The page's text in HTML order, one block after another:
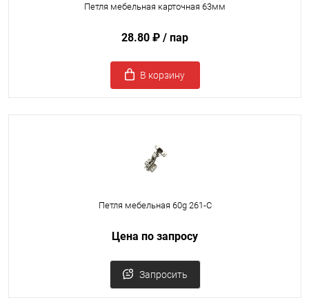
Петля мебельная карточная 63мм
28.80 ₽ / пар
В корзину
Петля мебельная 60g 261-C
Цена по запросу
Запросить